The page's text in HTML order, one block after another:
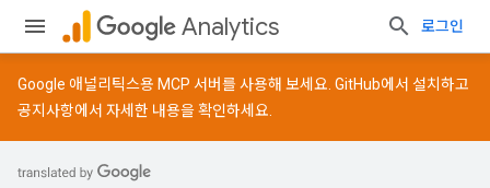
Analytics 로그인
Google 애널리틱스용 MCP 서버를 사용해 보세요. GitHub에서 설치하고
공지사항에서 자세한 내용을 확인하세요.